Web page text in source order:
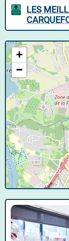
LES
+
−